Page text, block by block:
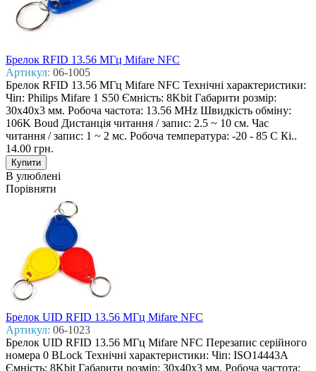
Брелок RFID 13.56 МГц Mifare NFC
Артикул: 06-1005
Брелок RFID 13.56 МГц Mifare NFC Технічні характеристики:
Чіп: Philips Mifare 1 S50 Ємність: 8Kbit Габарити розмір:
30х40х3 мм. Робоча частота: 13.56 MHz Швидкість обміну:
106K Boud Дистанція читання / запис: 2.5 ~ 10 см. Час
читання / запис: 1 ~ 2 мс. Робоча температура: -20 - 85 С Кі..
14.00 грн.
В улюблені
Порівняти
Брелок UID RFID 13.56 МГц Mifare NFC
Артикул: 06-1023
Брелок UID RFID 13.56 МГц Mifare NFC Перезапис серійного
номера 0 BLock Технічні характеристики: Чіп: ISO14443A
Ємність: 8Kbit Габарити розмір: 30х40х3 мм. Робоча частота: